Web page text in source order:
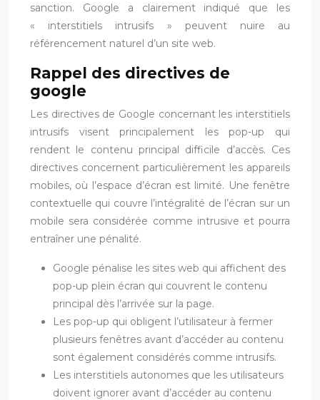
sanction. Google a clairement indiqué que les
« interstitiels intrusifs » peuvent nuire au
référencement naturel d’un site web.
Rappel des directives de
google
Les directives de Google concernant les interstitiels
intrusifs visent principalement les pop-up qui
rendent le contenu principal difficile d’accès. Ces
directives concernent particulièrement les appareils
mobiles, où l’espace d’écran est limité. Une fenêtre
contextuelle qui couvre l’intégralité de l’écran sur un
mobile sera considérée comme intrusive et pourra
entraîner une pénalité.
Google pénalise les sites web qui affichent des
pop-up plein écran qui couvrent le contenu
principal dès l’arrivée sur la page.
Les pop-up qui obligent l’utilisateur à fermer
plusieurs fenêtres avant d’accéder au contenu
sont également considérés comme intrusifs.
Les interstitiels autonomes que les utilisateurs
doivent ignorer avant d’accéder au contenu